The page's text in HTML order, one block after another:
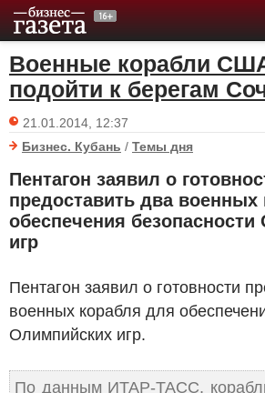
Военные корабли
подойти к берегам
21.01.2014, 12:37
Бизнес. Кубань / Темы дня
Пентагон заявил о
предоставить два военных
обеспечения
игр
Пентагон заявил о готовности
военных корабля для
Олимпийских игр.
По данным ИТАР-ТАСС,